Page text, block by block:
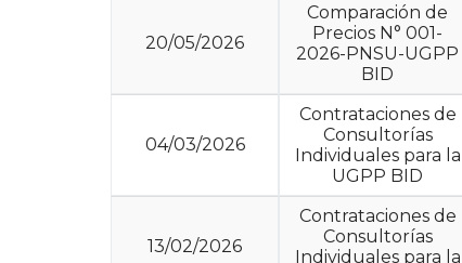
20/05/2026
Comparación de
Precios N° 001-
2026-PNSU-UGPP
BID
04/03/2026
Contrataciones de
Consultorías
Individuales para la
UGPP BID
13/02/2026
Contrataciones de
Consultorías
Individuales para la